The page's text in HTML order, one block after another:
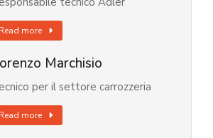
Read more
Marchisio
per il settore carrozzeria
Read more